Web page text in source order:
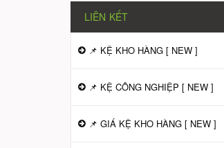
LIÊN KẾT
📌 KỆ KHO HÀNG [ NEW ]
📌 KỆ CÔNG NGHIỆP [ NEW ]
📌 GIÁ KỆ KHO HÀNG [ NEW ]